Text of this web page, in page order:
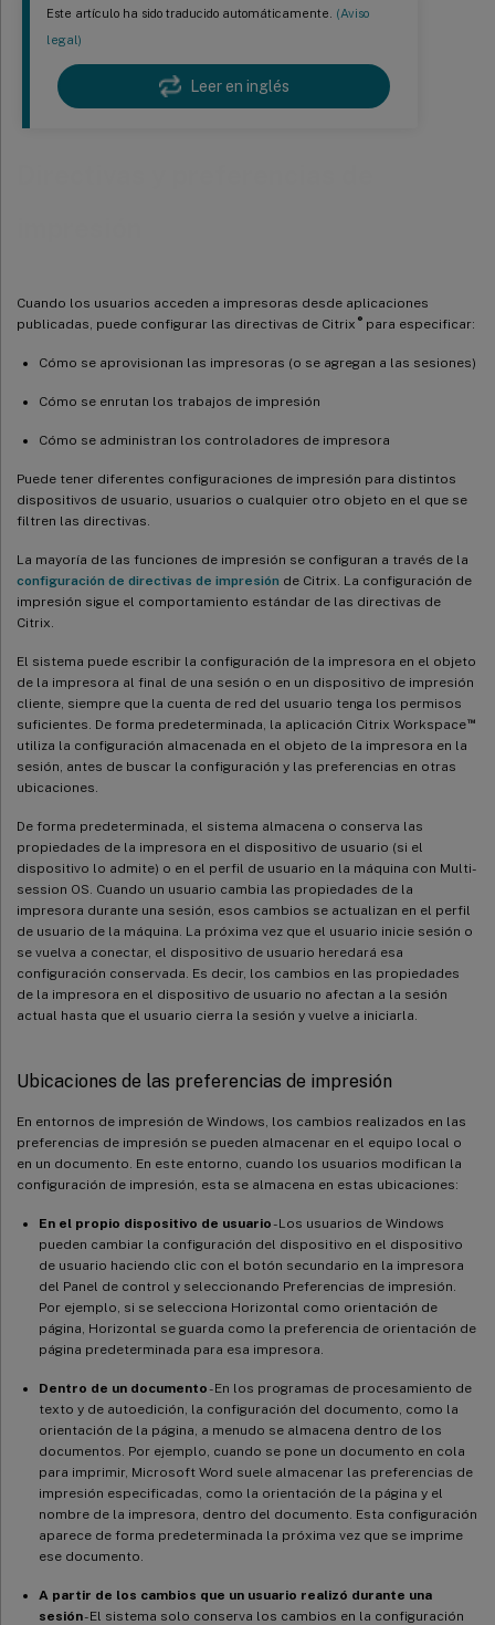
Este artículo ha sido traducido automáticamente. (Aviso
legal)
Leer en inglés
Cuando los usuarios acceden a impresoras desde aplicaciones
publicadas, puede configurar las directivas de Citrix ®para especificar:
Cómo se aprovisionan las impresoras (o se agregan a las sesiones)
Cómo se enrutan los trabajos de impresión
Cómo se administran los controladores de impresora
Puede tener diferentes configuraciones de impresión para distintos
dispositivos de usuario, usuarios o cualquier otro objeto en el que se
filtren las directivas.
La mayoría de las funciones de impresión se configuran a través de la
configuración de directivas de impresión de Citrix. La configuración de
impresión sigue el comportamiento estándar de las directivas de
Citrix.
El sistema puede escribir la configuración de la impresora en el objeto
de la impresora al final de una sesión o en un dispositivo de impresión
cliente, siempre que la cuenta de red del usuario tenga los permisos
suficientes. De forma predeterminada, la aplicación Citrix Workspace™
utiliza la configuración almacenada en el objeto de la impresora en la
sesión, antes de buscar la configuración y las preferencias en otras
ubicaciones.
De forma predeterminada, el sistema almacena o conserva las
propiedades de la impresora en el dispositivo de usuario (si el
dispositivo lo admite) o en el perfil de usuario en la máquina con Multi-
session OS. Cuando un usuario cambia las propiedades de la
impresora durante una sesión, esos cambios se actualizan en el perfil
de usuario de la máquina. La próxima vez que el usuario inicie sesión o
se vuelva a conectar, el dispositivo de usuario heredará esa
configuración conservada. Es decir, los cambios en las propiedades
de la impresora en el dispositivo de usuario no afectan a la sesión
actual hasta que el usuario cierra la sesión y vuelve a iniciarla.
Ubicaciones de las preferencias de impresión
En entornos de impresión de Windows, los cambios realizados en las
preferencias de impresión se pueden almacenar en el equipo local o
en un documento. En este entorno, cuando los usuarios modifican la
configuración de impresión, esta se almacena en estas ubicaciones:
En el propio dispositivo de usuario- Los usuarios de Windows
pueden cambiar la configuración del dispositivo en el dispositivo
de usuario haciendo clic con el botón secundario en la impresora
del Panel de control y seleccionando Preferencias de impresión.
Por ejemplo, si se selecciona Horizontal como orientación de
página, Horizontal se guarda como la preferencia de orientación de
página predeterminada para esa impresora.
Dentro de un documento- En los programas de procesamiento de
texto y de autoedición, la configuración del documento, como la
orientación de la página, a menudo se almacena dentro de los
documentos. Por ejemplo, cuando se pone un documento en cola
para imprimir, Microsoft Word suele almacenar las preferencias de
impresión especificadas, como la orientación de la página y el
nombre de la impresora, dentro del documento. Esta configuración
aparece de forma predeterminada la próxima vez que se imprime
ese documento.
A partir de los cambios que un usuario realizó durante una
sesión- El sistema solo conserva los cambios en la configuración